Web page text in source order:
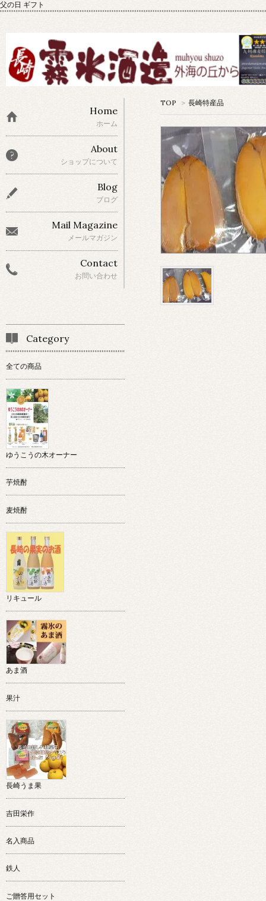
父の日 ギフト
TOP > 長崎特産品
Home
ホーム
About
ショップについて
Blog
ブログ
Mail Magazine
メールマガジン
Contact
お問い合わせ
Category
全ての商品
ゆうこうの木オーナー
芋焼酎
麦焼酎
リキュール
あま酒
果汁
長崎うま果
吉田栄作
名入商品
鉄人
ご贈答用セット